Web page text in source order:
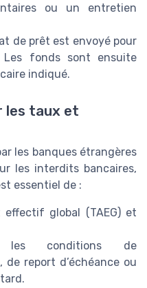
ou un entretien
de prêt est envoyé pour
Les fonds sont ensuite
indiqué.
les taux et
les banques étrangères
les interdits bancaires,
essentiel de :
global (TAEG) et
les conditions de
report d’échéance ou